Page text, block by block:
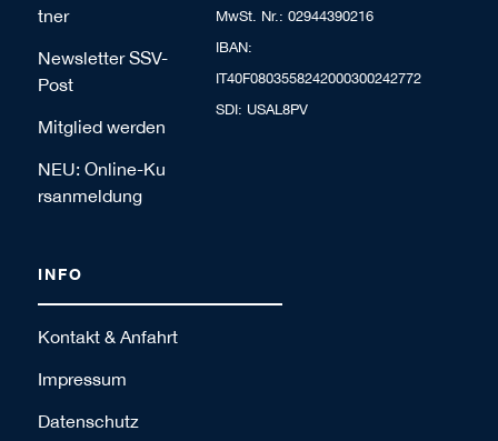
tner
Newsletter SSV-
Post
Mitglied werden
NEU: Online-Ku
rsanmeldung
MwSt. Nr.: 02944390216
IBAN:
IT40F0803558242000300242772
SDI: USAL8PV
INFO
Kontakt & Anfahrt
Impressum
Datenschutz